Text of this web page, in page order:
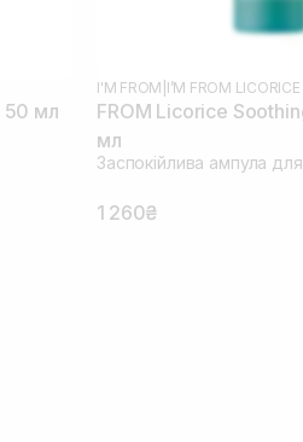
50 мл
I'M FROM I’M FROM LICORICE
FROM Licorice
мл
Заспокійлива ампула
1 260₴